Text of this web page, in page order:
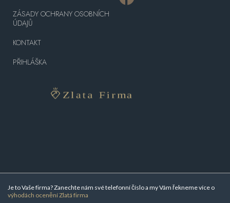
Je to Vaše firma? Zanechte nám své telefonní číslo a my Vám řekneme více o
výhodách ocenění Zlatá firma
ZÁSADY OCHRANY OSOBNÍCH
ÚDAJŮ
KONTAKT
PŘIHLÁŠKA